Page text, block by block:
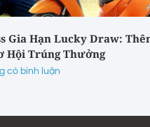
Gia Hạn Lucky Draw:
Hội Trúng Thưởng
có bình luận